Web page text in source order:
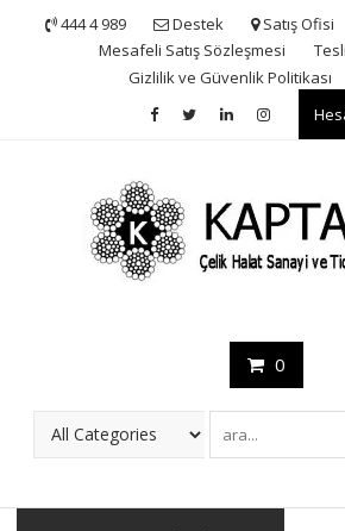
444 4 989 Destek Satış Ofisi
Mesafeli Satış Sözleşmesi
Gizlilik ve Güvenlik Politikası
0